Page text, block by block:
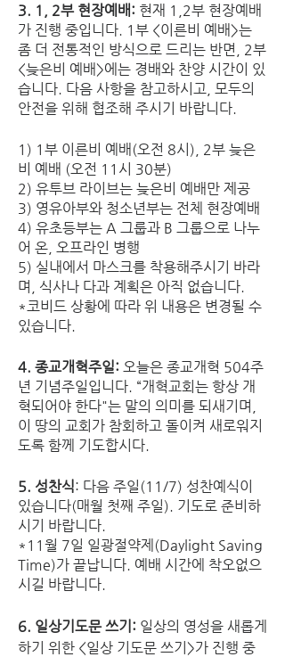
3. 1, 2부 현장예배: 현재 1,2부 현장예배
가 진행 중입니다. 1부 <이른비 예배>는
좀 더 전통적인 방식으로 드리는 반면, 2부
<늦은비 예배>에는 경배와 찬양 시간이 있
습니다. 다음 사항을 참고하시고, 모두의
안전을 위해 협조해 주시기 바랍니다.
1) 1부 이른비 예배(오전 8시), 2부 늦은
비 예배 (오전 11시 30분)
2) 유투브 라이브는 늦은비 예배만 제공
3) 영유아부와 청소년부는 전체 현장예배
4) 유초등부는 A 그룹과 B 그룹으로 나누
어 온, 오프라인 병행
5) 실내에서 마스크를 착용해주시기 바라
며, 식사나 다과 계획은 아직 없습니다.
*코비드 상황에 따라 위 내용은 변경될 수
있습니다.
4. 종교개혁주일: 오늘은 종교개혁 504주
년 기념주일입니다. “개혁교회는 항상 개
혁되어야 한다"는 말의 의미를 되새기며,
이 땅의 교회가 참회하고 돌이켜 새로워지
도록 함께 기도합시다.
5. 성찬식: 다음 주일(11/7) 성찬예식이
있습니다(매월 첫째 주일). 기도로 준비하
시기 바랍니다.
*11월 7일 일광절약제(Daylight Saving
Time)가 끝납니다. 예배 시간에 착오없으
시길 바랍니다.
6. 일상기도문 쓰기: 일상의 영성을 새롭게
하기 위한 <일상 기도문 쓰기>가 진행 중